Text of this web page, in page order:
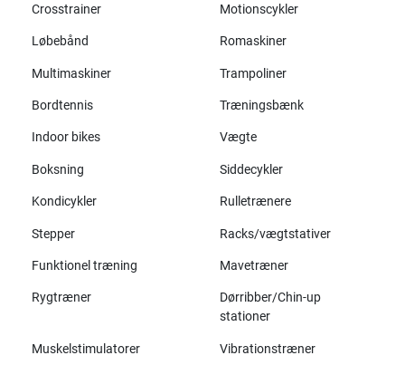
Crosstrainer
Motionscykler
Løbebånd Romaskiner
Multimaskiner Trampoliner
Bordtennis Træningsbænk
Indoor bikes Vægte
Boksning Siddecykler
Kondicykler Rulletrænere
Stepper Racks/vægtstativer
Funktionel træning Mavetræner
Rygtræner
Dørribber/Chin-up
stationer
Muskelstimulatorer Vibrationstræner